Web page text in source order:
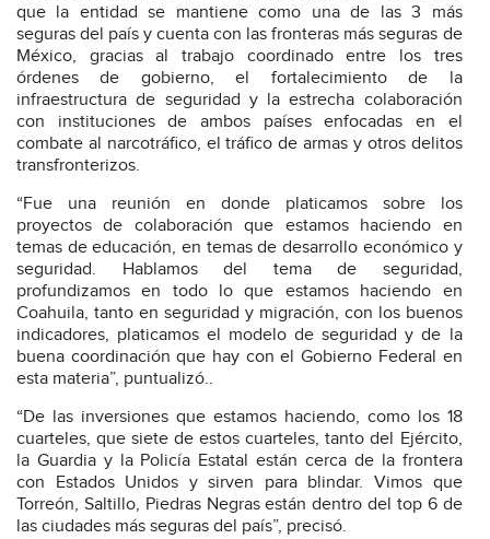
que la entidad se mantiene como una de las 3 más
seguras del país y cuenta con las fronteras más seguras de
México, gracias al trabajo coordinado entre los tres
órdenes de gobierno, el fortalecimiento de la
infraestructura de seguridad y la estrecha colaboración
con instituciones de ambos países enfocadas en el
combate al narcotráfico, el tráfico de armas y otros delitos
transfronterizos.
“Fue una reunión en donde platicamos sobre los
proyectos de colaboración que estamos haciendo en
temas de educación, en temas de desarrollo económico y
seguridad. Hablamos del tema de seguridad,
profundizamos en todo lo que estamos haciendo en
Coahuila, tanto en seguridad y migración, con los buenos
indicadores, platicamos el modelo de seguridad y de la
buena coordinación que hay con el Gobierno Federal en
esta materia”, puntualizó..
“De las inversiones que estamos haciendo, como los 18
cuarteles, que siete de estos cuarteles, tanto del Ejército,
la Guardia y la Policía Estatal están cerca de la frontera
con Estados Unidos y sirven para blindar. Vimos que
Torreón, Saltillo, Piedras Negras están dentro del top 6 de
las ciudades más seguras del país”, precisó.